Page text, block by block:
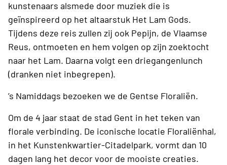
kunstenaars alsmede door muziek die is
geïnspireerd op het altaarstuk Het Lam Gods.
Tijdens deze reis zullen zij ook Pepijn, de Vlaamse
Reus, ontmoeten en hem volgen op zijn zoektocht
naar het Lam. Daarna volgt een driegangenlunch
(dranken niet inbegrepen).
’s Namiddags bezoeken we de Gentse Floraliën.
Om de 4 jaar staat de stad Gent in het teken van
florale verbinding. De iconische locatie Floraliënhal,
in het Kunstenkwartier-Citadelpark, vormt dan 10
dagen lang het decor voor de mooiste creaties.